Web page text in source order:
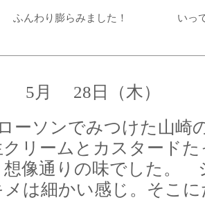
ふんわり膨らみました！ いっ
5月 28日（木）
ーソンでみつけた山崎
リームとカスタードた
像通りの味でした。
メは細かい感じ。そこ